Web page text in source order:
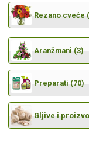
Rezano cveće
Aranžmani (3)
Preparati (70)
Gljive i